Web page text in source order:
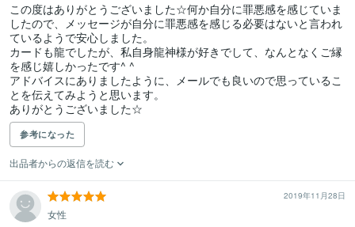
この度はありがとうございました☆何か自分に罪悪感を感じていま
したので、メッセージが自分に罪悪感を感じる必要はないと言われ
ているようで安心しました。
カードも龍でしたが、私自身龍神様が好きでして、なんとなくご縁
を感じ嬉しかったです^ ^
アドバイスにありましたように、メールでも良いので思っているこ
とを伝えてみようと思います。
ありがとうございました☆
参考になった
出品者からの返信を読む
2019年11月28日
女性